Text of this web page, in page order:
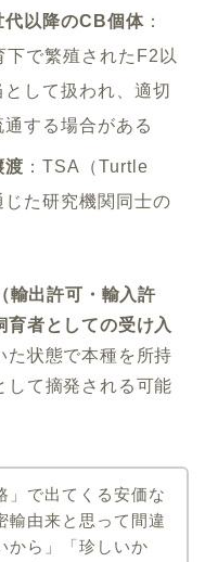
代以降のCB個体 ：
で繁殖されたF2以
して扱われ、適切
する場合がある
渡 ：TSA（Turtle
た研究機関同士の
輸出許可・輸入許
育者としての受け入
た状態で本種を所持
して摘発される可能
」で出てくる安価な
輸由来と思って間違
から」「珍しいか